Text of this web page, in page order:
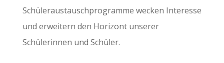
Schüleraustauschprogramme wecken Interesse
und erweitern den Horizont unserer
Schülerinnen und Schüler.